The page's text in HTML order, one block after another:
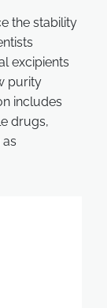
the stability
excipients
purity
includes
drugs,